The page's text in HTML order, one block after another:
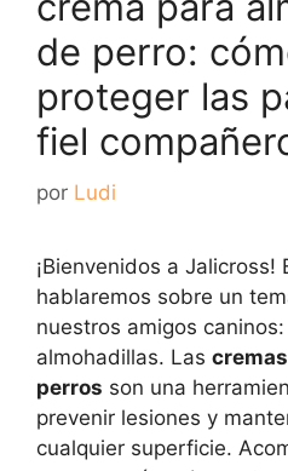
de perro:
proteger las
fiel
por Ludi
¡Bienvenidos a Jalicross!
hablaremos sobre un
nuestros amigos
almohadillas. Las
perros son una
prevenir lesiones y
cualquier superficie.